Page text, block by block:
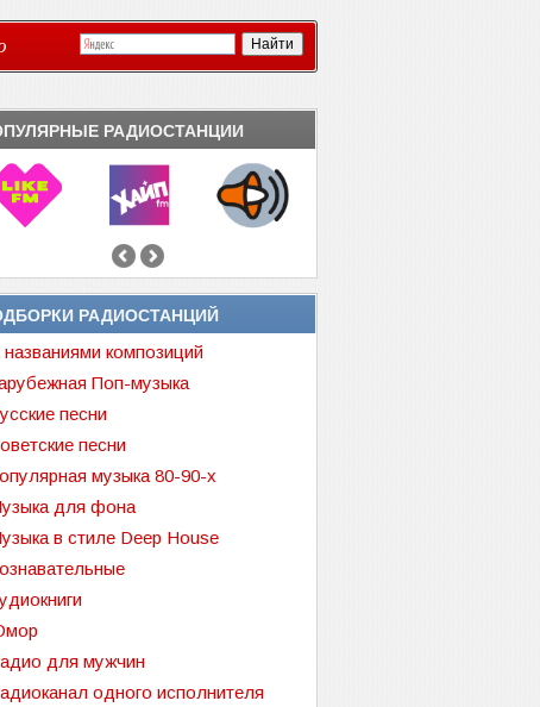
РАДИОСТАНЦИИ
РАДИОСТАНЦИЙ
композиций
Поп-музыка
песни
песни
музыка 80-90-х
для фона
в стиле Deep House
для мужчин
одного исполнителя